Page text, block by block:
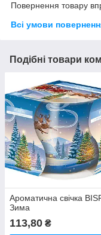
Повернення товару
Всі умови
Подібні товари
Ароматична свічка
Зима
113,80 ₴